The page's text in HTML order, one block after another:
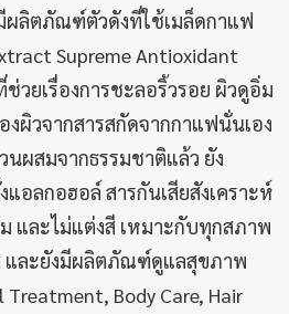
ผลิตภัณฑ์ตัวดังที่ใช้เมล็ดกาแฟ
Supreme Antioxidant
วยเรื่องการชะลอริ้วรอย ผิวดูอิ่ม
งผิวจากสารสกัดจากกาแฟนั่นเอง
ผสมจากธรรมชาติแล้ว ยัง
อลกอฮอล์ สารกันเสียสังเคราะห์
และไม่แต่งสี เหมาะกับทุกสภาพ
และยังมีผลิตภัณฑ์ดูแลสุขภาพ
Body Care, Hair